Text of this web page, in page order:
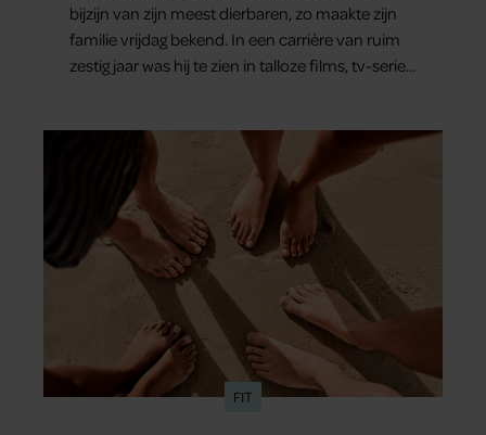
bijzijn van zijn meest dierbaren, zo maakte zijn
familie vrijdag bekend. In een carrière van ruim
zestig jaar was hij te zien in talloze films, tv-series
FIT